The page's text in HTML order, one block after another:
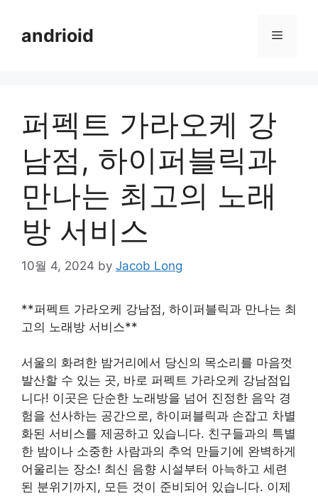
contentandrioid Menu
퍼펙트 가라오케 강
남점, 하이퍼블릭과
만나는 최고의 노래
방 서비스
10월 4, 2024 by Jacob Long
**퍼펙트 가라오케 강남점, 하이퍼블릭과 만나는 최
고의 노래방 서비스**
서울의 화려한 밤거리에서 당신의 목소리를 마음껏
발산할 수 있는 곳, 바로 퍼펙트 가라오케 강남점입
니다! 이곳은 단순한 노래방을 넘어 진정한 음악 경
험을 선사하는 공간으로, 하이퍼블릭과 손잡고 차별
화된 서비스를 제공하고 있습니다. 친구들과의 특별
한 밤이나 소중한 사람과의 추억 만들기에 완벽하게
어울리는 장소! 최신 음향 시설부터 아늑하고 세련
된 분위기까지, 모든 것이 준비되어 있습니다. 이제